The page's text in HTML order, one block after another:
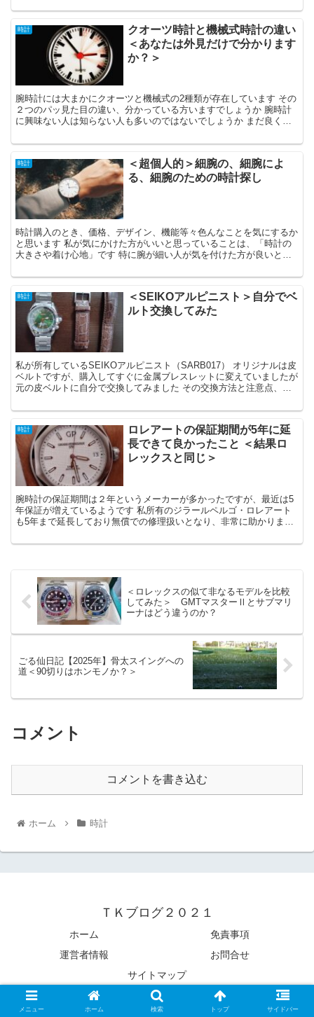
時計
クオーツ時計と機械式時計の違い
＜あなたは外見だけで分かります
か？＞
腕時計には大まかにクオーツと機械式の2種類が存在しています その
２つのパッ見た目の違い、分かっている方いますでしょうか 腕時計
に興味ない人は知らない人も多いのではないでしょうか まだ良く知
時計
＜超個人的＞細腕の、細腕によ
る、細腕のための時計探し
時計購入のとき、価格、デザイン、機能等々色んなことを気にするか
と思います 私が気にかけた方がいいと思っていることは、「時計の
大きさや着け心地」です 特に腕が細い人が気を付けた方が良いと思
時計
＜SEIKOアルピニスト＞自分でベ
ルト交換してみた
私が所有しているSEIKOアルピニスト（SARB017） オリジナルは皮
ベルトですが、購入してすぐに金属ブレスレットに変えていましたが
元の皮ベルトに自分で交換してみました その交換方法と注意点、そ
時計
ロレアートの保証期間が5年に延
長できて良かったこと ＜結果ロ
レックスと同じ＞
腕時計の保証期間は２年というメーカーが多かったですが、最近は5
年保証が増えているようです 私所有のジラールペルゴ・ロレアート
も5年まで延長しており無償での修理扱いとなり、非常に助かりまし
＜ロレックスの似て非なるモデルを比較
してみた＞ GMTマスターⅡとサブマリ
ーナはどう違うのか？
ごる仙日記【2025年】骨太スイングへの
道＜90切りはホンモノか？＞
コメント
コメントを書き込む
ホーム 時計
ＴＫブログ２０２１
ホーム
免責事項
運営者情報
お問合せ
サイトマップ
© 2022 ＴＫブログ２０２１.
メニュー ホーム 検索 トップ サイドバー